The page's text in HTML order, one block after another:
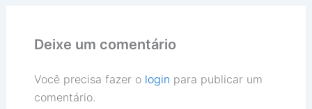
Deixe um comentário
Você precisa fazer o login para publicar um
comentário.